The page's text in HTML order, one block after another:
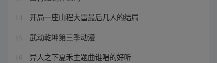
14 开局一座山程大雷最后几人的结局
15 武动乾坤第三季动漫
16 异人之下夏禾主题曲谁唱的好听